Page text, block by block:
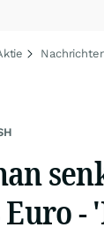
Euro -